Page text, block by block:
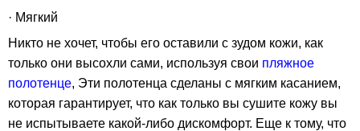
· Мягкий
Никто не хочет, чтобы его оставили с зудом кожи, как
только они высохли сами, используя свои пляжное
полотенце, Эти полотенца сделаны с мягким касанием,
которая гарантирует, что как только вы сушите кожу вы
не испытываете какой-либо дискомфорт. Еще к тому, что